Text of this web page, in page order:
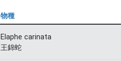
物種
Elaphe carinata
王錦蛇